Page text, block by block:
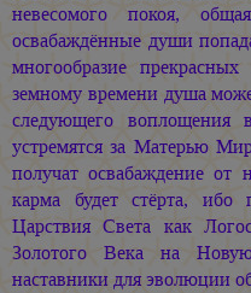
невесомого покоя,
освабаждённые души
многообразие
земному времени душа
следующего
устремятся за Матерью
получат освабаждение
карма будет стёрта,
Царствия Света как
Золотого Века на
наставники для эволюции